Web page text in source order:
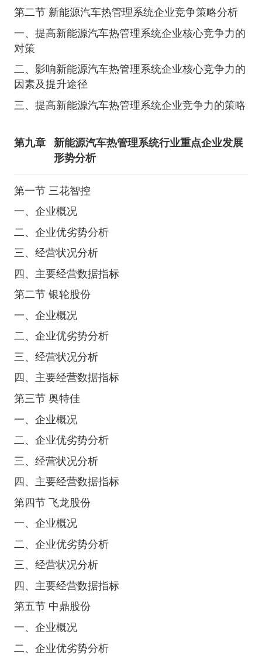
第二节 新能源汽车热管理系统企业竞争策略分析
一、提高新能源汽车热管理系统企业核心竞争力的
对策
二、影响新能源汽车热管理系统企业核心竞争力的
因素及提升途径
三、提高新能源汽车热管理系统企业竞争力的策略
第九章
新能源汽车热管理系统行业重点企业发展
形势分析
第一节 三花智控
一、企业概况
二、企业优劣势分析
三、经营状况分析
四、主要经营数据指标
第二节 银轮股份
一、企业概况
二、企业优劣势分析
三、经营状况分析
四、主要经营数据指标
第三节 奥特佳
一、企业概况
二、企业优劣势分析
三、经营状况分析
四、主要经营数据指标
第四节 飞龙股份
一、企业概况
二、企业优劣势分析
三、经营状况分析
四、主要经营数据指标
第五节 中鼎股份
一、企业概况
二、企业优劣势分析